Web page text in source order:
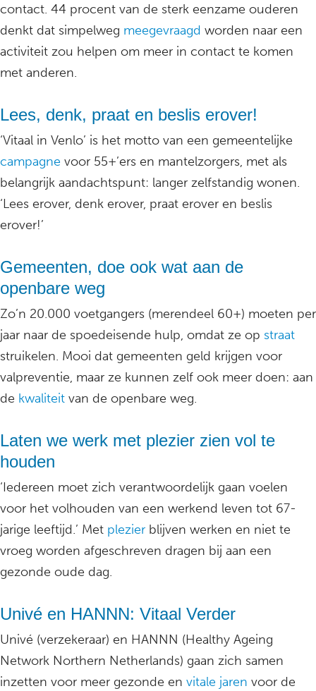
contact. 44 procent van de sterk eenzame ouderen
denkt dat simpelweg meegevraagd worden naar een
activiteit zou helpen om meer in contact te komen
met anderen.
Lees, denk, praat en beslis erover!
‘Vitaal in Venlo’ is het motto van een gemeentelijke
campagne voor 55+’ers en mantelzorgers, met als
belangrijk aandachtspunt: langer zelfstandig wonen.
‘Lees erover, denk erover, praat erover en beslis
erover!’
Gemeenten, doe ook wat aan de
openbare weg
Zo’n 20.000 voetgangers (merendeel 60+) moeten per
jaar naar de spoedeisende hulp, omdat ze op straat
struikelen. Mooi dat gemeenten geld krijgen voor
valpreventie, maar ze kunnen zelf ook meer doen: aan
de kwaliteit van de openbare weg.
Laten we werk met plezier zien vol te
houden
‘Iedereen moet zich verantwoordelijk gaan voelen
voor het volhouden van een werkend leven tot 67-
jarige leeftijd.’ Met plezier blijven werken en niet te
vroeg worden afgeschreven dragen bij aan een
gezonde oude dag.
Univé en HANNN: Vitaal Verder
Univé (verzekeraar) en HANNN (Healthy Ageing
Network Northern Netherlands) gaan zich samen
inzetten voor meer gezonde en vitale jaren voor de